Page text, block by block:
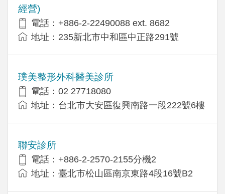
經營)
電話：+​886-2-22490088 ext. 8682
地址：​235新北市中和區中正路291號
璞美整形外科醫美診所
電話：02 27718080
地址：台北市大安區復興南路一段222號6樓
聯安診所
電話：+886-2-2570-2155分機2
地址：臺北市松山區南京東路4段16號B2